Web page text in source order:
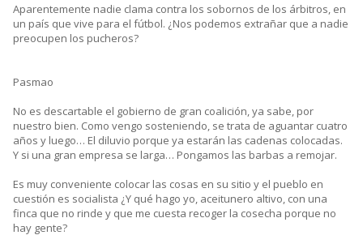
Aparentemente nadie clama contra los sobornos de los árbitros, en
un país que vive para el fútbol. ¿Nos podemos extrañar que a nadie
preocupen los pucheros?
Pasmao
No es descartable el gobierno de gran coalición, ya sabe, por
nuestro bien. Como vengo sosteniendo, se trata de aguantar cuatro
años y luego… El diluvio porque ya estarán las cadenas colocadas.
Y si una gran empresa se larga… Pongamos las barbas a remojar.
Es muy conveniente colocar las cosas en su sitio y el pueblo en
cuestión es socialista ¿Y qué hago yo, aceitunero altivo, con una
finca que no rinde y que me cuesta recoger la cosecha porque no
hay gente?